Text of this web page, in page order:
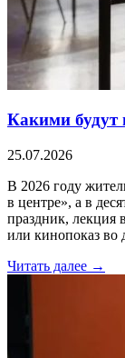
Какими будут
25.07.2026
В 2026 году
в центре», а в
праздник, лекция
или кинопоказ во
Читать далее →